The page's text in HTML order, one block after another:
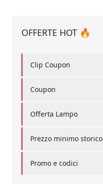
OFFERTE HOT 🔥
Clip Coupon
Coupon
Offerta Lampo
Prezzo minimo storico
Promo e codici